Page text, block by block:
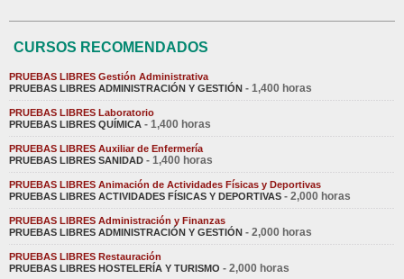
CURSOS RECOMENDADOS
PRUEBAS LIBRES Gestión Administrativa
PRUEBAS LIBRES ADMINISTRACIÓN Y GESTIÓN - 1,400 horas
PRUEBAS LIBRES Laboratorio
PRUEBAS LIBRES QUÍMICA - 1,400 horas
PRUEBAS LIBRES Auxiliar de Enfermería
PRUEBAS LIBRES SANIDAD - 1,400 horas
PRUEBAS LIBRES Animación de Actividades Físicas y Deportivas
PRUEBAS LIBRES ACTIVIDADES FÍSICAS Y DEPORTIVAS - 2,000 horas
PRUEBAS LIBRES Administración y Finanzas
PRUEBAS LIBRES ADMINISTRACIÓN Y GESTIÓN - 2,000 horas
PRUEBAS LIBRES Restauración
PRUEBAS LIBRES HOSTELERÍA Y TURISMO - 2,000 horas